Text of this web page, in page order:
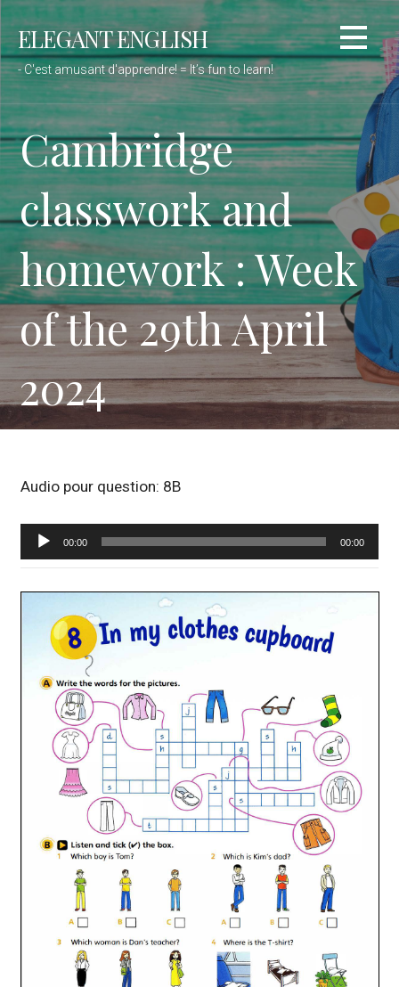
Passer
au
contenu
ELEGANT ENGLISH
- C'est amusant d'apprendre! = It’s fun to learn!
Cambridge
classwork and
homework : Week
of the 29th April
2024
Audio pour question: 8B
Lecteur
audio
00:00 00:00